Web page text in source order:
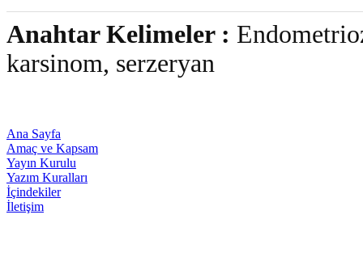
Anahtar Kelimeler :
karsinom, serzeryan
Ana Sayfa
Amaç ve Kapsam
Yayın Kurulu
Yazım Kuralları
İçindekiler
İletişim